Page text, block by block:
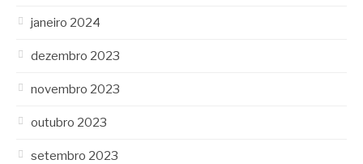
janeiro 2024
dezembro 2023
novembro 2023
outubro 2023
setembro 2023